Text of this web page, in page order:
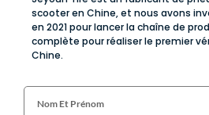
scooter en Chine, et nous avons
en 2021 pour lancer la chaîne de
complète pour réaliser le premier
Chine.